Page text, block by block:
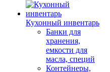
Кухонный инвентарь
Банки для
хранения,
емкости для
масла, специй
Контейнеры,